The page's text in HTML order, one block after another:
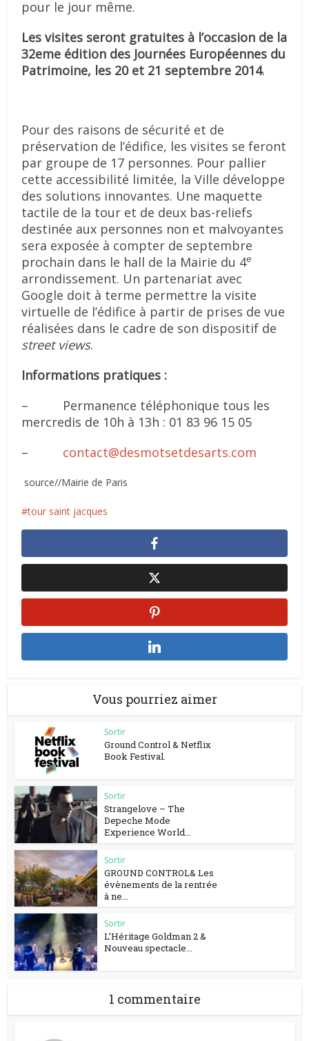
pour le jour même.
Les visites seront gratuites à l’occasion de la
32eme édition des Journées Européennes du
Patrimoine, les 20 et 21 septembre 2014.
Pour des raisons de sécurité et de
préservation de l’édifice, les visites se feront
par groupe de 17 personnes. Pour pallier
cette accessibilité limitée, la Ville développe
des solutions innovantes. Une maquette
tactile de la tour et de deux bas-reliefs
destinée aux personnes non et malvoyantes
sera exposée à compter de septembre
prochain dans le hall de la Mairie du 4e
arrondissement. Un partenariat avec
Google doit à terme permettre la visite
virtuelle de l’édifice à partir de prises de vue
réalisées dans le cadre de son dispositif de
street views.
Informations pratiques :
– Permanence téléphonique tous les
mercredis de 10h à 13h : 01 83 96 15 05
– contact@desmotsetdesarts.com
source//Mairie de Paris
tour saint jacques
Vous pourriez aimer
Sortir
Ground Control & Netflix
Book Festival.
Sortir
Strangelove – The
Depeche Mode
Experience World...
Sortir
GROUND CONTROL& Les
évènements de la rentrée
à ne...
Sortir
L’Héritage Goldman 2 &
Nouveau spectacle...
1 commentaire